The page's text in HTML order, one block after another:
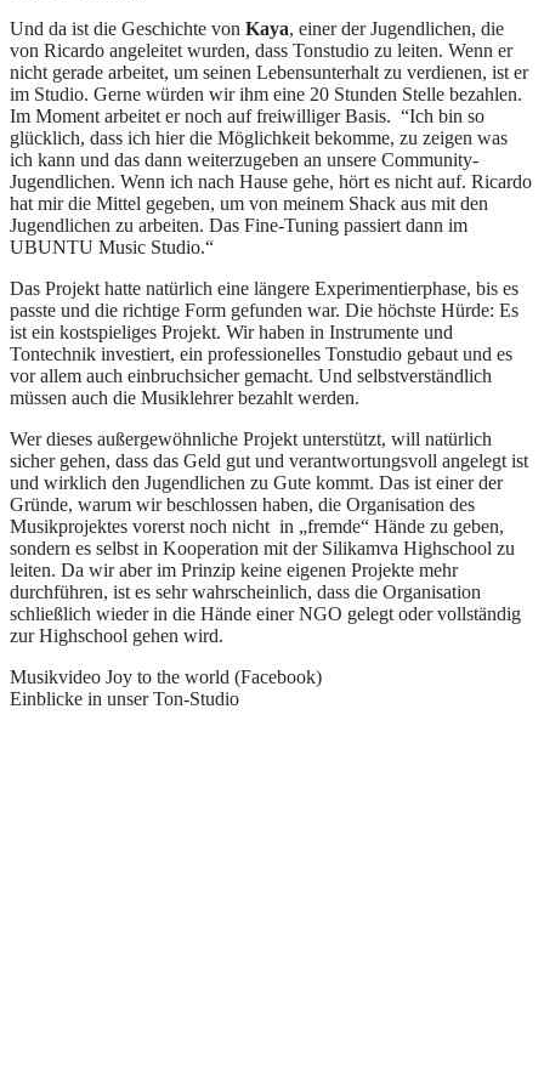
Und da ist die Geschichte von Kaya, einer der Jugendlichen, die
von Ricardo angeleitet wurden, dass Tonstudio zu leiten. Wenn er
nicht gerade arbeitet, um seinen Lebensunterhalt zu verdienen, ist er
im Studio. Gerne würden wir ihm eine 20 Stunden Stelle bezahlen.
Im Moment arbeitet er noch auf freiwilliger Basis. “Ich bin so
glücklich, dass ich hier die Möglichkeit bekomme, zu zeigen was
ich kann und das dann weiterzugeben an unsere Community-
Jugendlichen. Wenn ich nach Hause gehe, hört es nicht auf. Ricardo
hat mir die Mittel gegeben, um von meinem Shack aus mit den
Jugendlichen zu arbeiten. Das Fine-Tuning passiert dann im
UBUNTU Music Studio.“
Das Projekt hatte natürlich eine längere Experimentierphase, bis es
passte und die richtige Form gefunden war. Die höchste Hürde: Es
ist ein kostspieliges Projekt. Wir haben in Instrumente und
Tontechnik investiert, ein professionelles Tonstudio gebaut und es
vor allem auch einbruchsicher gemacht. Und selbstverständlich
müssen auch die Musiklehrer bezahlt werden.
Wer dieses außergewöhnliche Projekt unterstützt, will natürlich
sicher gehen, dass das Geld gut und verantwortungsvoll angelegt ist
und wirklich den Jugendlichen zu Gute kommt. Das ist einer der
Gründe, warum wir beschlossen haben, die Organisation des
Musikprojektes vorerst noch nicht in „fremde“ Hände zu geben,
sondern es selbst in Kooperation mit der Silikamva Highschool zu
leiten. Da wir aber im Prinzip keine eigenen Projekte mehr
durchführen, ist es sehr wahrscheinlich, dass die Organisation
schließlich wieder in die Hände einer NGO gelegt oder vollständig
zur Highschool gehen wird.
Musikvideo Joy to the world (Facebook)
Einblicke in unser Ton-Studio